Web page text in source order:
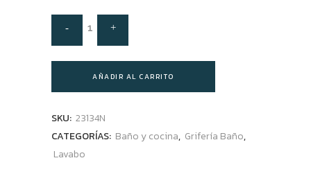
AÑADIR AL CARRITO
SKU: 23134N
CATEGORÍAS: Baño y cocina, Grifería Baño,
Lavabo